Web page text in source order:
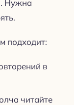
Нужна
подходит:
в
читайте